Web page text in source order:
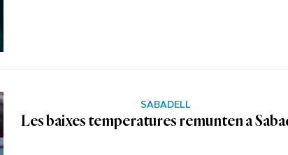
SABADELL
Les baixes temperatures remunten a